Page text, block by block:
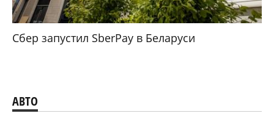
Сбер запустил SberPay в Беларуси
АВТО